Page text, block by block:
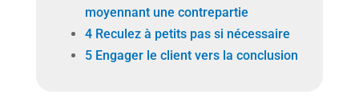
moyennant une contrepartie
4 Reculez à petits pas si nécessaire
5 Engager le client vers la conclusion